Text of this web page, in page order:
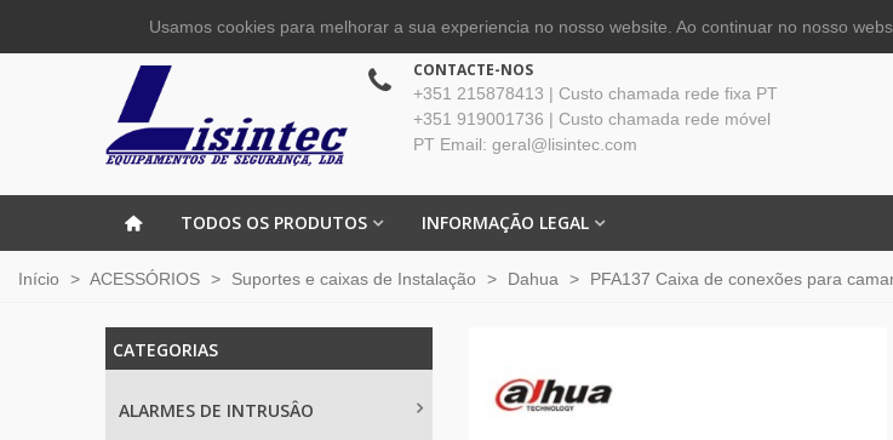
CONTACTE-NOS
+351 215878413 | Custo chamada rede fixa PT
+351 919001736 | Custo chamada rede móvel
PT Email: geral@lisintec.com
TODOS OS PRODUTOS INFORMAÇÃO LEGAL
Início > ACESSÓRIOS > Suportes e caixas de Instalação > Dahua > PFA137 Caixa de conexões para
CATEGORIAS
ALARMES DE INTRUSÂO
Usamos cookies para melhorar a sua experiencia no nosso website. Ao continuar no nosso